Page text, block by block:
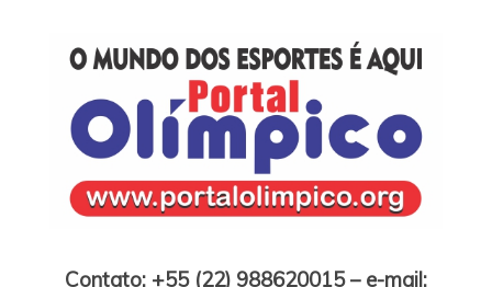
Contato: +55 (22) 988620015 – e-mail: